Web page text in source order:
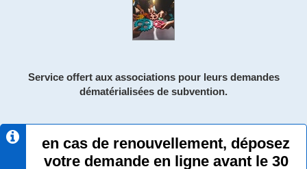
Service offert aux associations pour leurs demandes
dématérialisées de subvention.
en cas de renouvellement, déposez
votre demande en ligne avant le 30